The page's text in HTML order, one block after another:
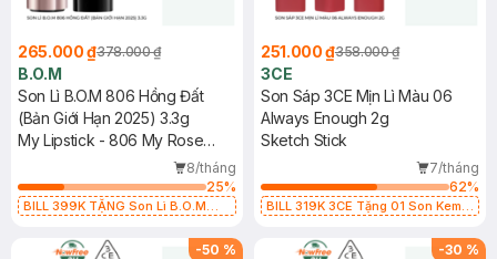
265.000 ₫378.000 ₫
B.O.M
Son Lì B.O.M 806 Hồng Đất
(Bản Giới Hạn 2025) 3.3g
My Lipstick - 806 My Rose
8/tháng
25%
BILL 399K TẶNG Son Lì B.O.M
(SL có hạn)
251.000 ₫358.000 ₫
3CE
Son Sáp 3CE Mịn Lì Màu 06
Always Enough 2g
Sketch Stick
7/tháng
62%
BILL 319K 3CE Tặng 01 Son Kem
1.5g (SL có hạn)
-50 % -30 %